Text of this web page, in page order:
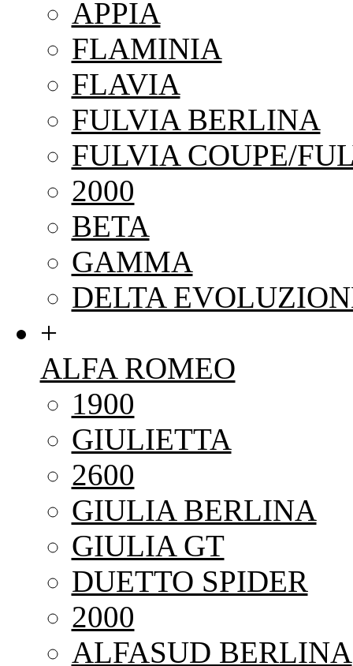
APPIA
FLAMINIA
FLAVIA
FULVIA BERLINA
FULVIA COUPE/
2000
BETA
GAMMA
DELTA
+
ALFA ROMEO
1900
GIULIETTA
2600
GIULIA BERLINA
GIULIA GT
DUETTO SPIDER
2000
ALFASUD BERLINA